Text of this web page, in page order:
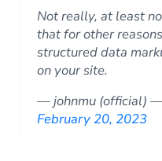
Not really, at least
that for other
structured data
on your site.
— johnmu (official) —
February 20, 2023